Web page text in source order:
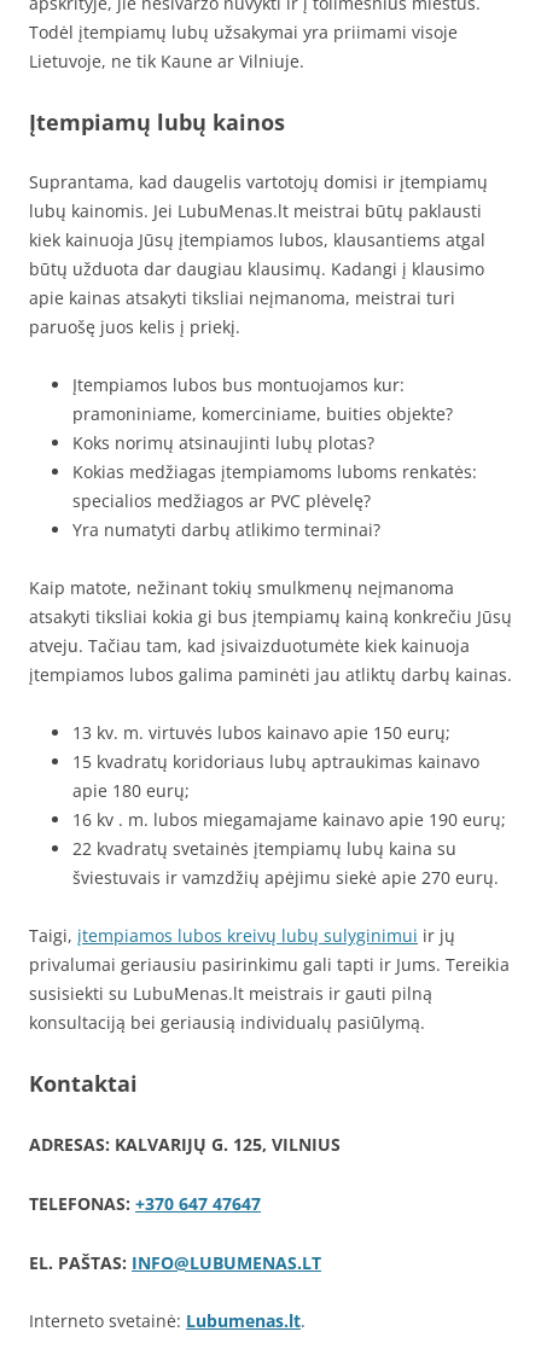
Todėl įtempiamų lubų užsakymai yra priimami visoje
Lietuvoje, ne tik Kaune ar Vilniuje.
Įtempiamų lubų kainos
Suprantama, kad daugelis vartotojų domisi ir įtempiamų
lubų kainomis. Jei LubuMenas.lt meistrai būtų paklausti
kiek kainuoja Jūsų įtempiamos lubos, klausantiems atgal
būtų užduota dar daugiau klausimų. Kadangi į klausimo
apie kainas atsakyti tiksliai neįmanoma, meistrai turi
paruošę juos kelis į priekį.
Įtempiamos lubos bus montuojamos kur:
pramoniniame, komerciniame, buities objekte?
Koks norimų atsinaujinti lubų plotas?
Kokias medžiagas įtempiamoms luboms renkatės:
specialios medžiagos ar PVC plėvelę?
Yra numatyti darbų atlikimo terminai?
Kaip matote, nežinant tokių smulkmenų neįmanoma
atsakyti tiksliai kokia gi bus įtempiamų kainą konkrečiu Jūsų
atveju. Tačiau tam, kad įsivaizduotumėte kiek kainuoja
įtempiamos lubos galima paminėti jau atliktų darbų kainas.
13 kv. m. virtuvės lubos kainavo apie 150 eurų;
15 kvadratų koridoriaus lubų aptraukimas kainavo
apie 180 eurų;
16 kv . m. lubos miegamajame kainavo apie 190 eurų;
22 kvadratų svetainės įtempiamų lubų kaina su
šviestuvais ir vamzdžių apėjimu siekė apie 270 eurų.
Taigi, įtempiamos lubos kreivų lubų sulyginimui ir jų
privalumai geriausiu pasirinkimu gali tapti ir Jums. Tereikia
susisiekti su LubuMenas.lt meistrais ir gauti pilną
konsultaciją bei geriausią individualų pasiūlymą.
Kontaktai
ADRESAS: KALVARIJŲ G. 125, VILNIUS
TELEFONAS: +370 647 47647
EL. PAŠTAS: INFO@LUBUMENAS.LT
Interneto svetainė: Lubumenas.lt.